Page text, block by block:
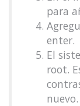
para
enter.
El
root.
nuevo.